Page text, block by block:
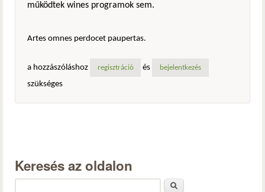
működtek wines programok sem.
Artes omnes perdocet paupertas.
a hozzászóláshoz regisztráció és bejelentkezés
szükséges
Keresés az oldalon